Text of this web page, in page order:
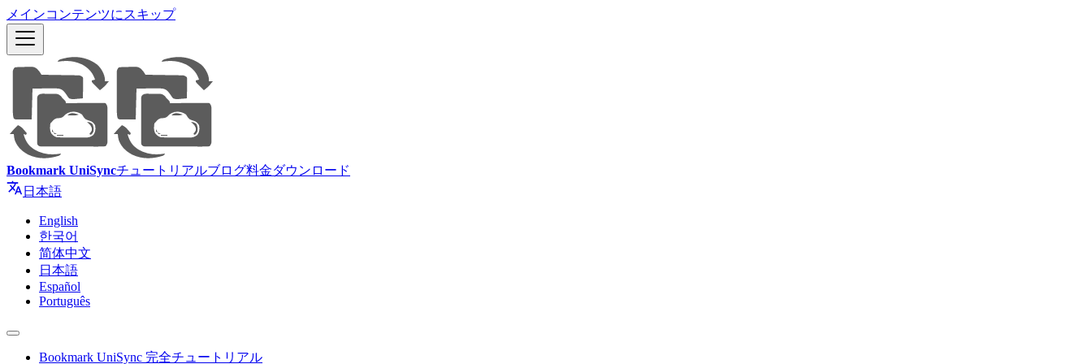
メインコンテンツにスキップ
Bookmark UniSyncチュートリアルブログ料金ダウンロード
日本語
English
한국어
简体中文
日本語
Español
Português
Bookmark UniSync 完全チュートリアル